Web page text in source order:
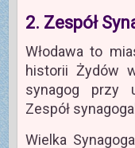
2. Zespół
Włodawa to
historii Żydów
synagog przy
Zespół
Wielka